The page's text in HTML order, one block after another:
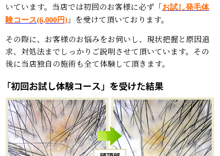
いています。当店では初回のお客様に必ず「お試し発毛体
験コース(6,000円) 」を受けて頂いております。
その際に、お客様のお悩みをお伺いし、現状把握と原因追
求、対処法までしっかりご説明させて頂いています。その
後に当店独自の施術も全て体験して頂きます。